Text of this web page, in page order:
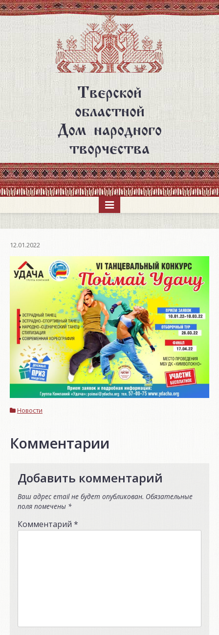
Перейти
к
основному
содержанию
Тверской
областной
Дом народного
творчества
12.01.2022
Новости
Комментарии
Добавить комментарий
Ваш адрес email не будет опубликован. Обязательные
поля помечены *
Комментарий *